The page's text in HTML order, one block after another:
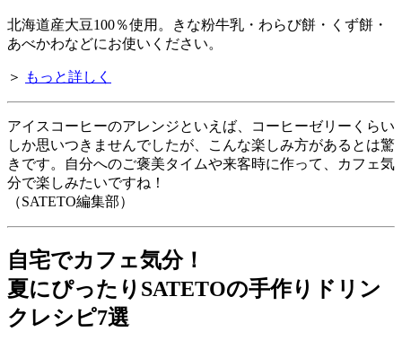
北海道産大豆100％使用。きな粉牛乳・わらび餅・くず餅・
あべかわなどにお使いください。
＞ もっと詳しく
アイスコーヒーのアレンジといえば、コーヒーゼリーくらい
しか思いつきませんでしたが、こんな楽しみ方があるとは驚
きです。自分へのご褒美タイムや来客時に作って、カフェ気
分で楽しみたいですね！
（SATETO編集部）
自宅でカフェ気分！
夏にぴったりSATETOの手作りドリン
クレシピ7選